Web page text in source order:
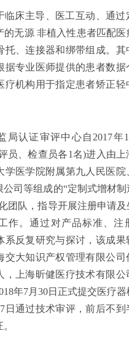
临床主导、医工互动、通过
无源 非植入性患者匹配医
托、连接器和绑带组成。其
据专业医师提供的患者数据
疗机构用于指定患者矫正轻
局认证审评中心自2017年
员、检查员各1名)进入由上
学医学院附属第九人民医院
公司等组成的“定制式增材
团队，指导开展注册申请
作。通过对产品标准、注
系反复研究与探讨，该成果
交大知识产权管理有限公司
，上海昕健医疗技术有限公
年7月30日正式提交医疗器
日通过技术审评，前后不到